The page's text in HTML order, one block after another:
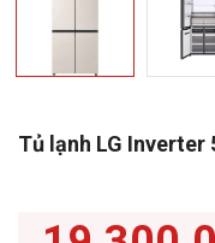
Tủ lạnh LG Inverter